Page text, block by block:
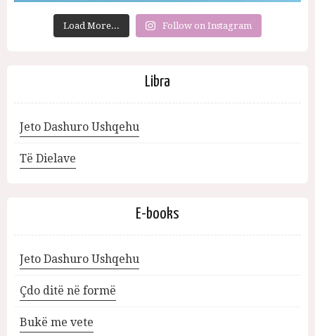
Load More... Follow on Instagram
Libra
Jeto Dashuro Ushqehu
Të Dielave
E-books
Jeto Dashuro Ushqehu
Çdo ditë në formë
Bukë me vete